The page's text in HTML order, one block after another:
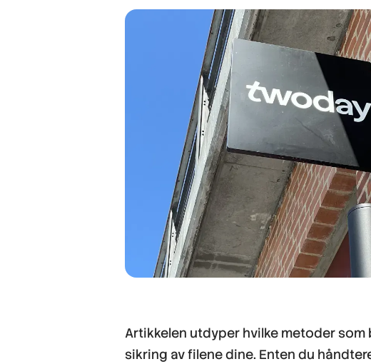
Artikkelen utdyper hvilke metoder
sikring av filene dine. Enten du